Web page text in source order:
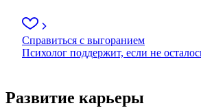
Справиться с выгоранием
Психолог поддержит, если не
Развитие карьеры